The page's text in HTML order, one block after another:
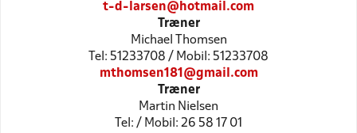
t-d-larsen@hotmail.com
Træner
Michael Thomsen
Tel: 51233708 / Mobil: 51233708
mthomsen181@gmail.com
Træner
Martin Nielsen
Tel: / Mobil: 26 58 17 01